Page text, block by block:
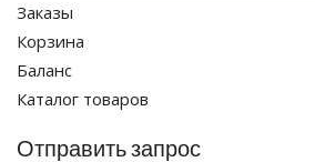
Заказы
Корзина
Баланс
Каталог товаров
Отправить запрос